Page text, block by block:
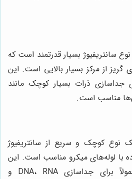
نوع سانتریفیوژ بسیار قدرتمند است که
از مرکز بسیار بالایی است. این
جداسازی ذرات بسیار کوچک مانند
مناسب است.
نوع کوچک و سریع از سانتریفیوژ
با لوله‌های میکرو مناسب است. این
نوع سانتریفیوژ معمولاً برای جداسازی DNA، RNA و